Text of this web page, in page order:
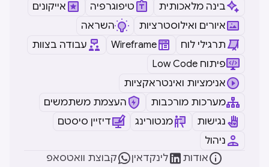
בינה מלאכותית
טיפוגרפיה
אייקונים
איורים ואילוסטרציות
השראה
תרגילי לוח
Wireframe
עבודה בצוות
Low Code פיתוח
אנימציות ואינטראקציות
מערכות מורכבות
העצמת משתמשים
נגישות
מנטורינג
דיזיין סיסטם
ניהול
אודות לינקדאין קבוצת וואטסאפ